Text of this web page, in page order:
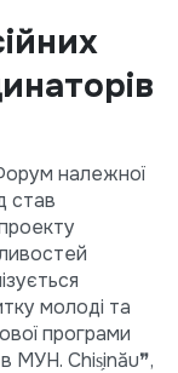
належної
став
молоді та
програми
в МУН. Chis̗inău❞,